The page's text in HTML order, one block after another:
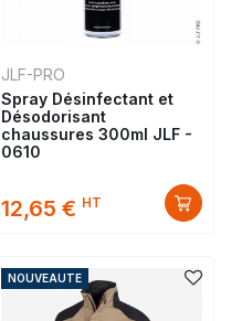
JLF-PRO
Spray Désinfectant et
Désodorisant
chaussures 300ml JLF -
0610
12,65 € HT
NOUVEAUTE